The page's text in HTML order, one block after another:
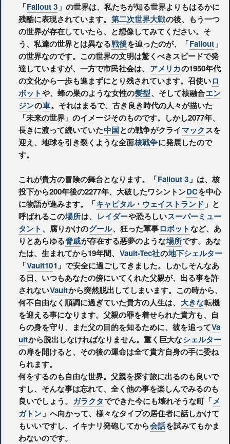
「Fallout 3 」の世界は、私たちが知る世界よりもはるかに
残酷に表現されています。 第二次世界大戦の後、もう一つ
の世界が存在していたら、と想像してみてください。そ
う、私達の世界とは異なる戦後を辿ったのが、「Fallout 」
の世界なのです。この世界の文明は驚くべきスピードで発
達していますが、一方で市民社会は、 アメリカの1950年代
の文化から一歩も進まずにとり残されています。召使いロ
ボットや、蜂の巣のような女性の髪型、そして核融合エン
ジンの車。それはまるで、古き良き時代の人々が描いた
「未来の世界」のイメージそのものです。しかし2077年、
長きに渡って続いていた中国との戦争がクライマックスを
迎え、地球を引き裂くような全面核戦争に発展したので
す。
これが貴方の冒険の舞台となります。「Fallout 3 」は、核
投下から200年後の2277年、大破したワシントンDCを中心
に物語が進みます。「キャピタル・ウェイストランド 」と
呼ばれるこの場所は、 レイダーや恐ろしいスーパーミュー
タント 、腐りかけのグール、狂った軍事ロボットなど、あ
りとあらゆる脅威が存在する悪夢のような場所です。あな
たは、生まれてから19年間、 Vault-Tec社の地下シェルター
「Vault101」で安全に過ごしてきました。しかしそんなあ
る日、いつもあなたの傍にいてくれた父親が、出る事を許
されないVaultから突然脱出してしまいます。この時から、
何不自由なく順調に過ぎていた貴方の人生は、 大きな転機
を迎える事になります。父親の罪を着せられた貴方も、自
らの身を守り、また父の目的を知るために、彼を追ってVa
ultから脱出しなければなりません。重く巨大なシェルター
の扉を開けると、その後の運命は全て貴方自身の手に委ね
られます。
何をするのも自由な世界。父親を探す旅に出るのも良いで
すし、そんな事は忘れて、全く他の事を楽しんでみるのも
良いでしょう。 ガラクタでできた今にも壊れそうな町「メ
ガトン 」へ向かって、様々なタイプの居住者に話しかけて
もいいですし、イキナリ発砲してから会話を試みてもかま
わないのです。